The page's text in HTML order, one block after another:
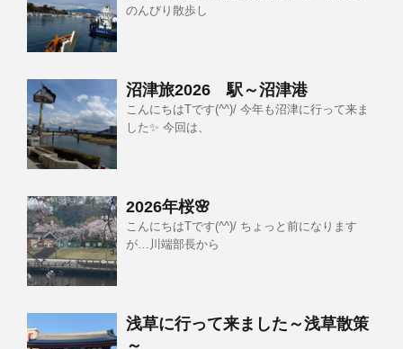
のんびり散歩し
沼津旅2026 駅～沼津港
こんにちはTです(^^)/ 今年も沼津に行って来ま
した✨ 今回は、
2026年桜🌸
こんにちはTです(^^)/ ちょっと前になります
が…川端部長から
浅草に行って来ました～浅草散策
～